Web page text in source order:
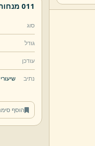
011 מנחות ז,
סוג
גודל
עודכן
נתיב
הוסף